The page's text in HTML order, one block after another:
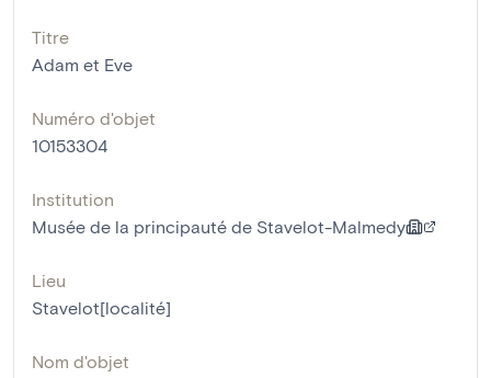
Titre
Adam et Eve
Numéro d'objet
10153304
Institution
Musée de la principauté de Stavelot-Malmedy
Lieu
Stavelot[localité]
Nom d'objet